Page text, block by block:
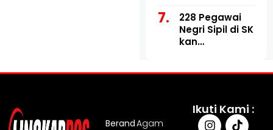
Wakil Bupati
Aceh Utara
2026
228 Pegawai
Negri Sipil di SK
kan
BerandAgam
Ikuti Kami :